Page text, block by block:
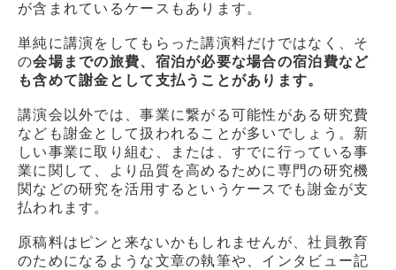
が含まれているケースもあります。
単純に講演をしてもらった講演料だけではなく、そ
の会場までの旅費、宿泊が必要な場合の宿泊費など
も含めて謝金として支払うことがあります。
講演会以外では、事業に繋がる可能性がある研究費
なども謝金として扱われることが多いでしょう。新
しい事業に取り組む、または、すでに行っている事
業に関して、より品質を高めるために専門の研究機
関などの研究を活用するというケースでも謝金が支
払われます。
原稿料はピンと来ないかもしれませんが、社員教育
のためになるような文章の執筆や、インタビュー記